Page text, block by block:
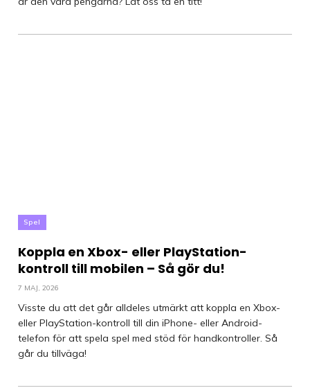
Spel
Koppla en Xbox- eller PlayStation-
kontroll till mobilen – Så gör du!
7 MAJ, 2026
Visste du att det går alldeles utmärkt att koppla en Xbox-
eller PlayStation-kontroll till din iPhone- eller Android-
telefon för att spela spel med stöd för handkontroller. Så
går du tillväga!